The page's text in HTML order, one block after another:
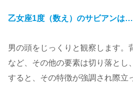
乙女座1度（数え）のサビアンは…
男の頭をじっくりと観察します。
など、その他の要素は切り落とし
すると、その特徴が強調され際立